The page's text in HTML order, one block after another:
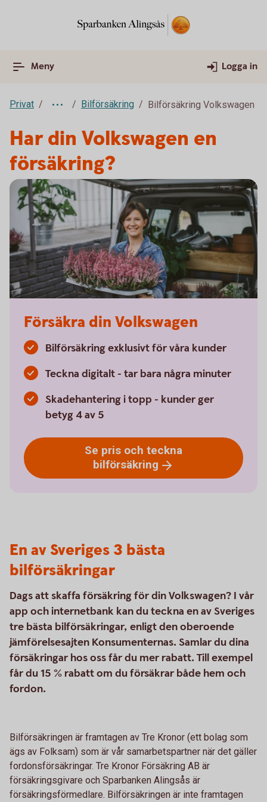
Meny Logga in
Privat Bilförsäkring Bilförsäkring Volkswagen
Har din Volkswagen en
försäkring?
Försäkra din Volkswagen
Bilförsäkring exklusivt för våra kunder
Teckna digitalt - tar bara några minuter
Skadehantering i topp - kunder ger
betyg 4 av 5
Se pris och teckna
bilförsäkring
En av Sveriges 3 bästa
bilförsäkringar
Dags att skaffa försäkring för din Volkswagen? I vår
app och internetbank kan du teckna en av Sveriges
tre bästa bilförsäkringar, enligt den oberoende
jämförelsesajten Konsumenternas. Samlar du dina
försäkringar hos oss får du mer rabatt. Till exempel
får du 15 % rabatt om du försäkrar både hem och
fordon.
Bilförsäkringen är framtagen av Tre Kronor (ett bolag som
ägs av Folksam) som är vår samarbetspartner när det gäller
fordonsförsäkringar. Tre Kronor Försäkring AB är
försäkringsgivare och Sparbanken Alingsås är
försäkringsförmedlare. Bilförsäkringen är inte framtagen